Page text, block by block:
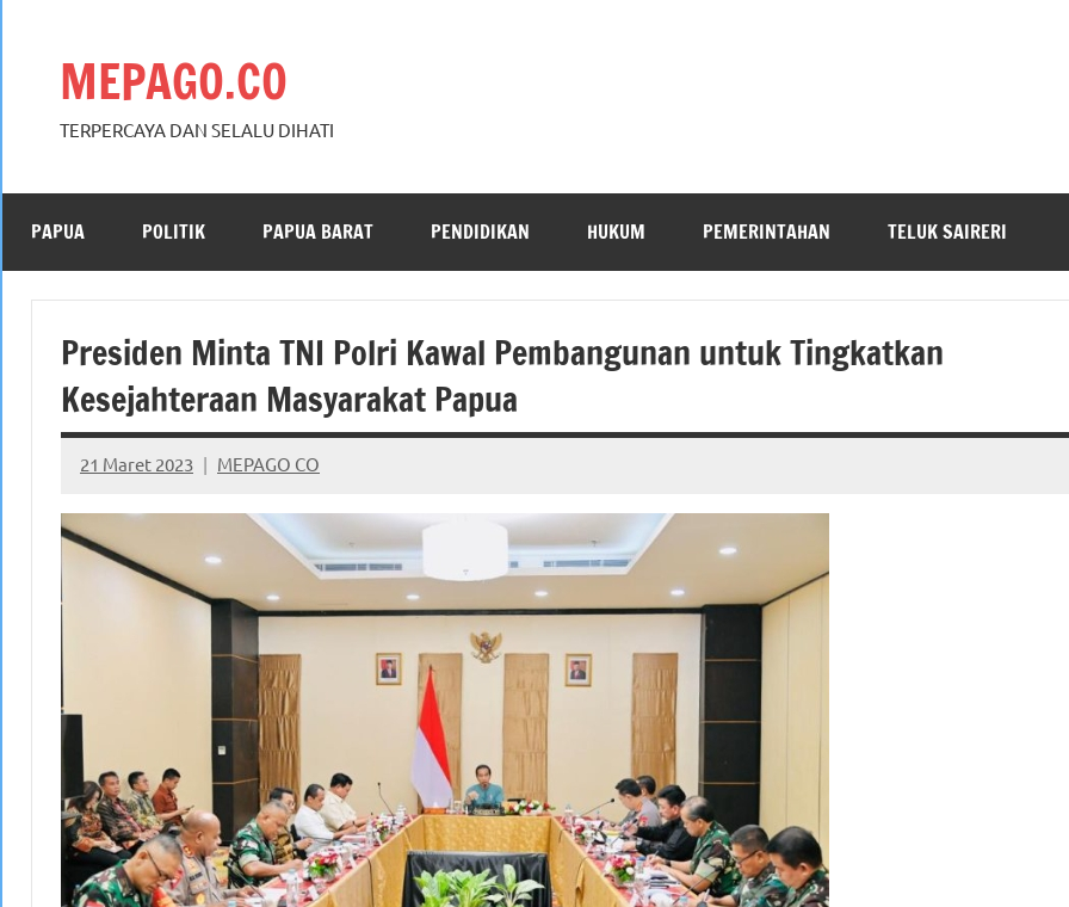
MEPAGO.CO
TERPERCAYA DAN SELALU DIHATI
PAPUA POLITIK PAPUA BARAT PENDIDIKAN HUKUM PEMERINTAHAN TELUK SAIRERI
Presiden Minta TNI Polri Kawal Pembangunan untuk Tingkatkan
Kesejahteraan Masyarakat Papua
21 Maret 2023 MEPAGO CO
No
comments